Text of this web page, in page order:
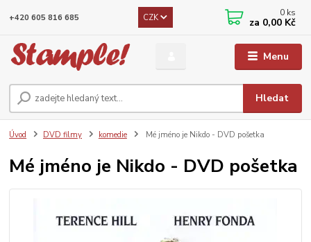
Menu
CZK
Hledat
+420 605 816 685 0 ks
za 0,00 Kč
Úvod DVD filmy komedie Mé jméno je Nikdo - DVD pošetka
Mé jméno je Nikdo - DVD pošetka